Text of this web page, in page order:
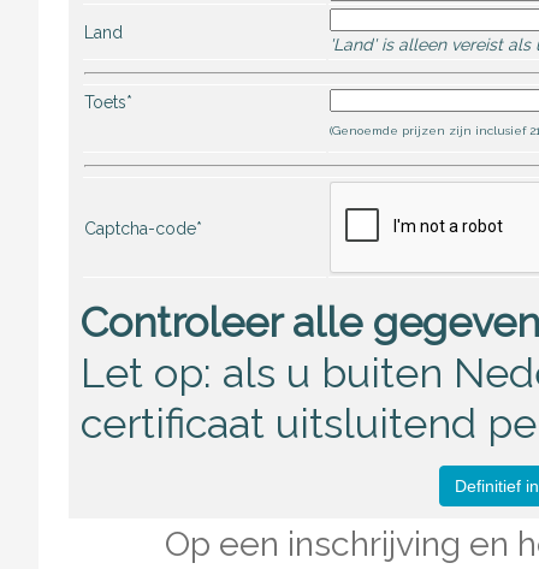
Land
'Land' is alleen vereist
Toets*
(Genoemde prijzen zijn inclusief
Captcha-code*
Controleer alle
Let op: als u buiten
certificaat uitsluitend
Op een inschrijving en